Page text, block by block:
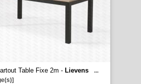
Table Fixe 2m - Lievens
...